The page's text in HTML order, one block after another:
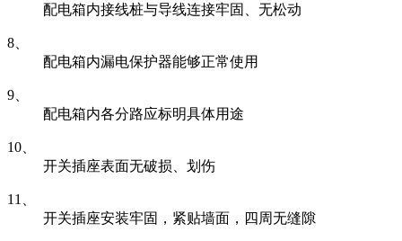
配电箱内接线桩与导线连接牢固、无松动
8、
配电箱内漏电保护器能够正常使用
9、
配电箱内各分路应标明具体用途
10、
开关插座表面无破损、划伤
11、
开关插座安装牢固，紧贴墙面，四周无缝隙